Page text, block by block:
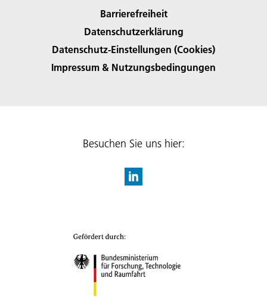
Barrierefreiheit
Datenschutzerklärung
Datenschutz-Einstellungen (Cookies)
Impressum & Nutzungsbedingungen
Besuchen Sie uns hier: